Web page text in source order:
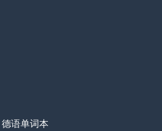
德语单词本